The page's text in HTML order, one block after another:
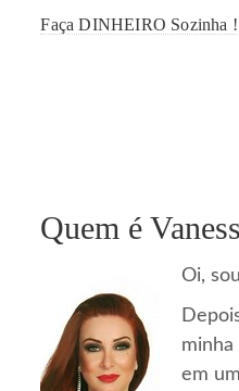
Faça DINHEIRO Sozinha !
Quem é
Oi,
minha
em